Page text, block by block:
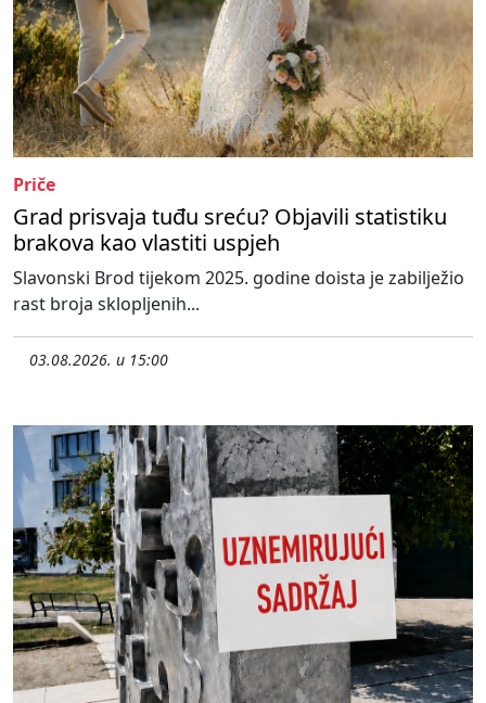
Priče
Grad prisvaja tuđu sreću? Objavili statistiku
brakova kao vlastiti uspjeh
Slavonski Brod tijekom 2025. godine doista je zabilježio
rast broja sklopljenih...
03.08.2026. u 15:00